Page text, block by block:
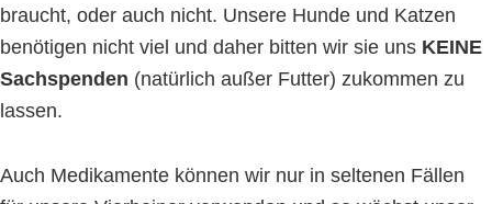
braucht, oder auch nicht. Unsere Hunde und Katzen
benötigen nicht viel und daher bitten wir sie uns KEINE
Sachspenden (natürlich außer Futter) zukommen zu
lassen.
Auch Medikamente können wir nur in seltenen Fällen